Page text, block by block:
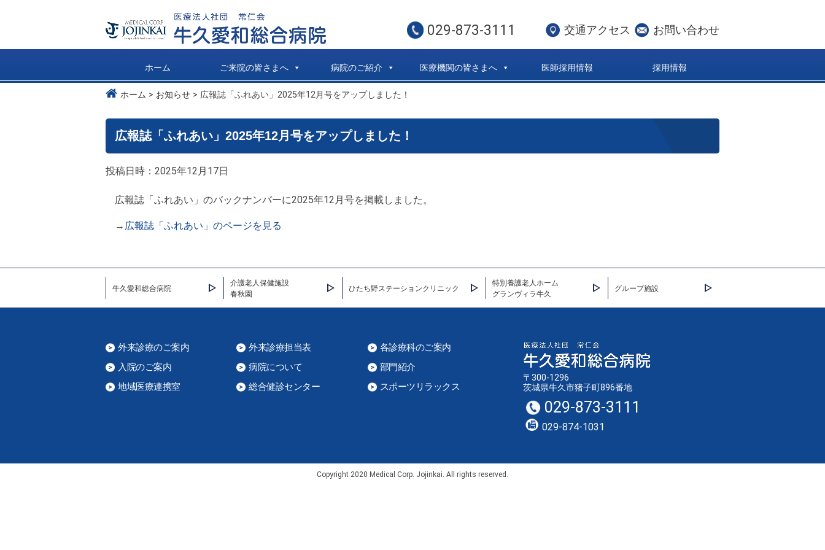
029-873-3111 交通アクセス お問い合わせ
ホーム ご来院の皆さまへ 病院のご紹介 医療機関の皆さまへ 医師採用情報 採用情報
ホーム お知らせ 広報誌「ふれあい」2025年12月号をアップしました！
広報誌「ふれあい」2025年12月号をアップしました！
投稿日時：2025年12月17日
広報誌「ふれあい」のバックナンバーに2025年12月号を掲載しました。
→ 広報誌「ふれあい」のページを見る
牛久愛和総合病院
介護老人保健施設
春秋園
ひたち野ステーションクリニック
特別養護老人ホーム
グランヴィラ牛久
グループ施設
外来診療のご案内 外来診療担当表
各診療科のご案内
入院のご案内
病院について
部門紹介
地域医療連携室
総合健診センター スポーツリラックス
〒300-1296
茨城県牛久市猪子町896番地
029-873-3111
029-874-1031
Copyright 2020 Medical Corp. Jojinkai. All rights reserved.